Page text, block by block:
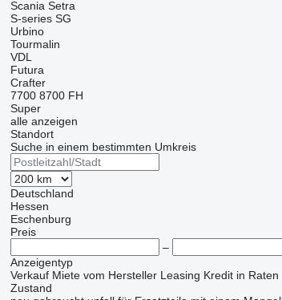
Scania Setra
S-series SG
Urbino
Tourmalin
VDL
Futura
Crafter
7700 8700 FH
Super
alle anzeigen
Standort
Suche in einem bestimmten Umkreis
Deutschland
Hessen
Eschenburg
Preis
–
Anzeigentyp
Verkauf Miete vom Hersteller Leasing Kredit in Raten
Zustand